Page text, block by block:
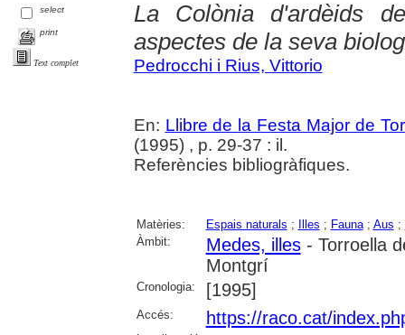
select
print
Text complet
La Colònia d'ardèids
aspectes de la seva
Pedrocchi i Rius, Vittorio
En: Llibre de la Festa Major de
(1995) , p. 29-37 : il.
Referències bibliogràfiques.
Matèries: Espais naturals ; Illes ; Fauna; Aus ;
Àmbit:
Medes, illes- Torroella
Montgrí
Cronologia: [1995]
Accés: https://raco.cat/